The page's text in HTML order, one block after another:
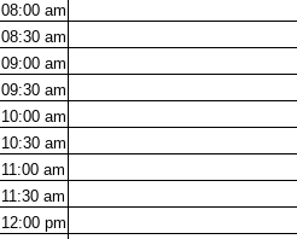
08:00 am
08:30 am
09:00 am
09:30 am
10:00 am
10:30 am
11:00 am
11:30 am
12:00 pm